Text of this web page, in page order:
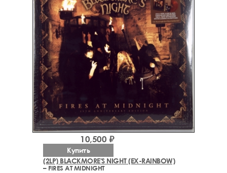
(2LP) BLACKMORE'S NIGHT (EX-RAINBOW)
– FIRES AT MIDNIGHT
10,500 ₽
Купить